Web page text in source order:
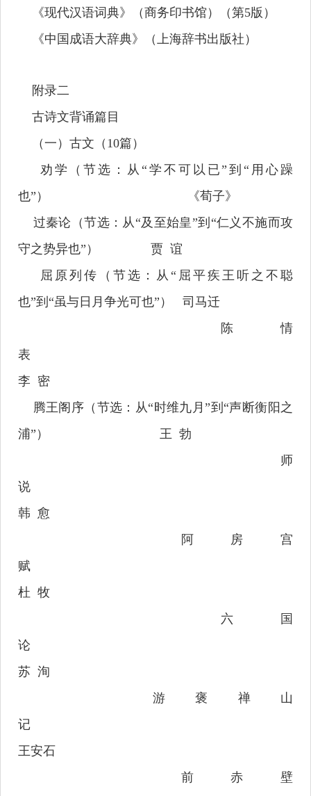
《现代汉语词典》（商务印书馆）（第5版）
《中国成语大辞典》（上海辞书出版社）
附录二
古诗文背诵篇目
（一）古文（ 10篇）
劝学（节选：从 “学不可以已” 到 “ 用心躁
也” ）
《荀子》
过秦论（节选：从“及至始皇”到 “仁义不施而攻
守之势异也” ） 贾 谊
屈原列传（节选：从 “ 屈平疾王听之不聪
也”到 “虽与日月争光可也” ）
司马迁
陈情
表
李 密
腾王阁序（节选：从“时维九月”到 “声断衡阳之
浦” ） 王 勃
师
说
韩 愈
阿房宫
赋
杜 牧
六国
论
苏 洵
游褒禅山
记
王安石
前赤壁